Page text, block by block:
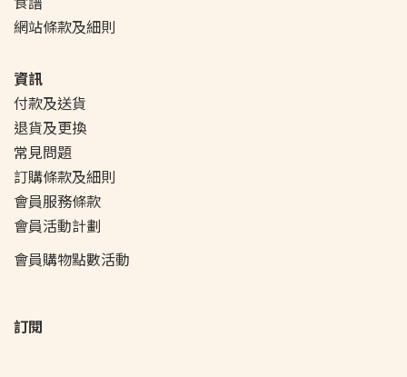
網站條款及細則
資訊
付款及送貨
退貨及更換
常見問題
訂購條款及細則
會員服務條款
會員活動計劃
會員購物點數活動
訂閱